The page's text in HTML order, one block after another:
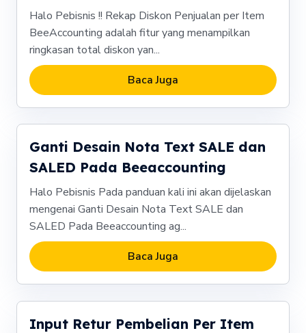
Halo Pebisnis !! Rekap Diskon Penjualan per Item
BeeAccounting adalah fitur yang menampilkan
ringkasan total diskon yan...
Baca Juga
Ganti Desain Nota Text SALE dan
SALED Pada Beeaccounting
Halo Pebisnis Pada panduan kali ini akan dijelaskan
mengenai Ganti Desain Nota Text SALE dan
SALED Pada Beeaccounting ag...
Baca Juga
Input Retur Pembelian Per Item